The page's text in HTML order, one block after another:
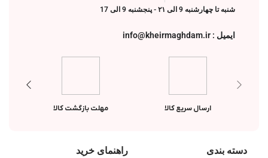
شنبه تا چهارشنبه 9 الی ۲۱ - پنجشنبه 9 الی 17
ایمیل : info@kheirmaghdam.ir
ارسال سریع کالا مهلت بازگشت کالا
دسته بندی راهنمای خرید